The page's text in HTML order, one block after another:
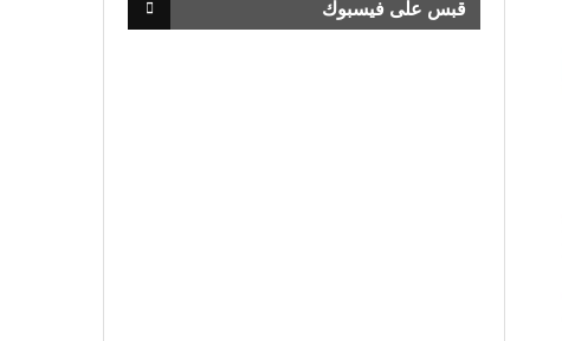
قبس على فيسبوك